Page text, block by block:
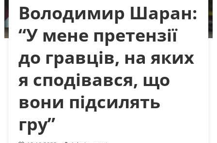
Володимир Шаран:
“У мене претензії
до гравців, на яких
я сподівався, що
вони підсилять
гру”